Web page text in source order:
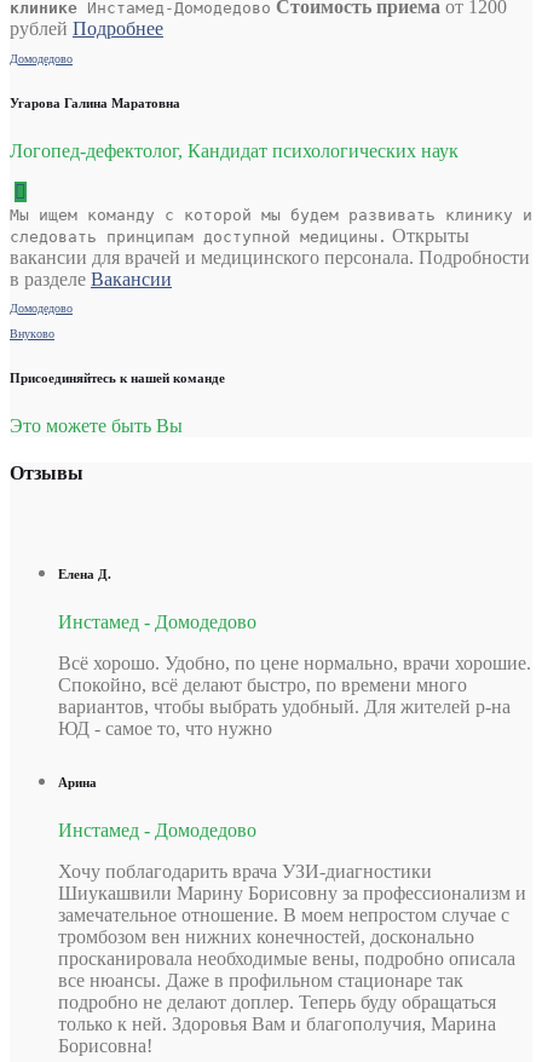
клинике Инстамед-Домодедово Стоимость приема от 1200
рублей Подробнее
Домодедово
Угарова Галина Маратовна
Логопед-дефектолог, Кандидат психологических наук
Мы ищем команду с которой мы будем развивать клинику и
следовать принципам доступной медицины. Открыты
вакансии для врачей и медицинского персонала. Подробности
в разделе Вакансии
Домодедово
Внуково
Присоединяйтесь к нашей команде
Это можете быть Вы
Отзывы
Елена Д.
Инстамед - Домодедово
Всё хорошо. Удобно, по цене нормально, врачи хорошие.
Спокойно, всё делают быстро, по времени много
вариантов, чтобы выбрать удобный. Для жителей р-на
ЮД - самое то, что нужно
Арина
Инстамед - Домодедово
Хочу поблагодарить врача УЗИ-диагностики
Шиукашвили Марину Борисовну за профессионализм и
замечательное отношение. В моем непростом случае с
тромбозом вен нижних конечностей, досконально
просканировала необходимые вены, подробно описала
все нюансы. Даже в профильном стационаре так
подробно не делают доплер. Теперь буду обращаться
только к ней. Здоровья Вам и благополучия, Марина
Борисовна!